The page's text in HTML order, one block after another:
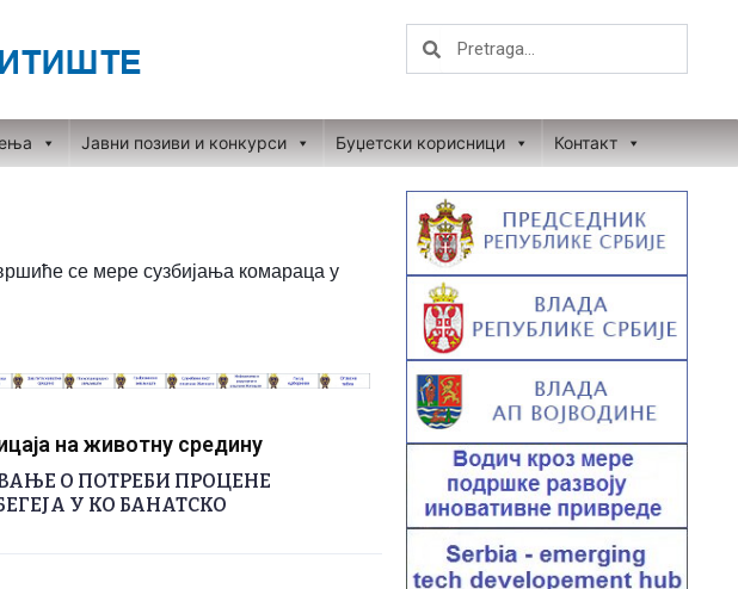
Search
Јавни позиви и конкурси Буџетски корисници Контакт
се мере сузбијања комараца у
на животну средину
О ПОТРЕБИ ПРОЦЕНЕ
У КО БАНАТСКО